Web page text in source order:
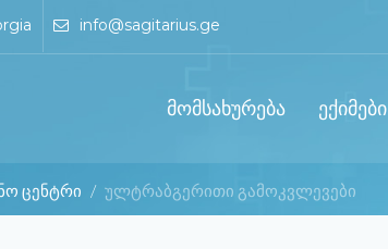
info@sagitarius.ge
მომსახურება ექიმები
ცენტრი / ულტრაბგერითი გამოკვლევები